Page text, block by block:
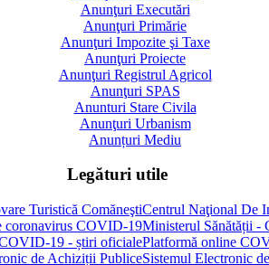
Anunţuri Executări
Anunţuri Primărie
Anunţuri Impozite şi Taxe
Anunţuri Proiecte
Anunţuri Registrul Agricol
Anunţuri SPAS
Anunturi Stare Civila
Anunţuri Urbanism
Anunțuri Mediu
Legături utile
Centrul Naţional De
Ministerul Sănătății -
Platformă online
Sistemul Electronic